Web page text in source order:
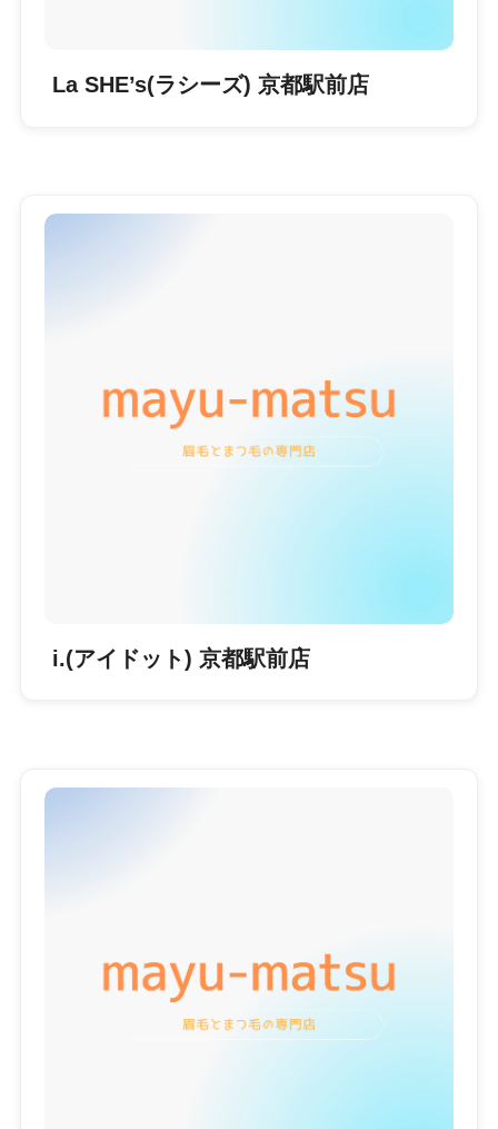
La SHE’s(ラシーズ) 京都駅前店
i.(アイドット) 京都駅前店